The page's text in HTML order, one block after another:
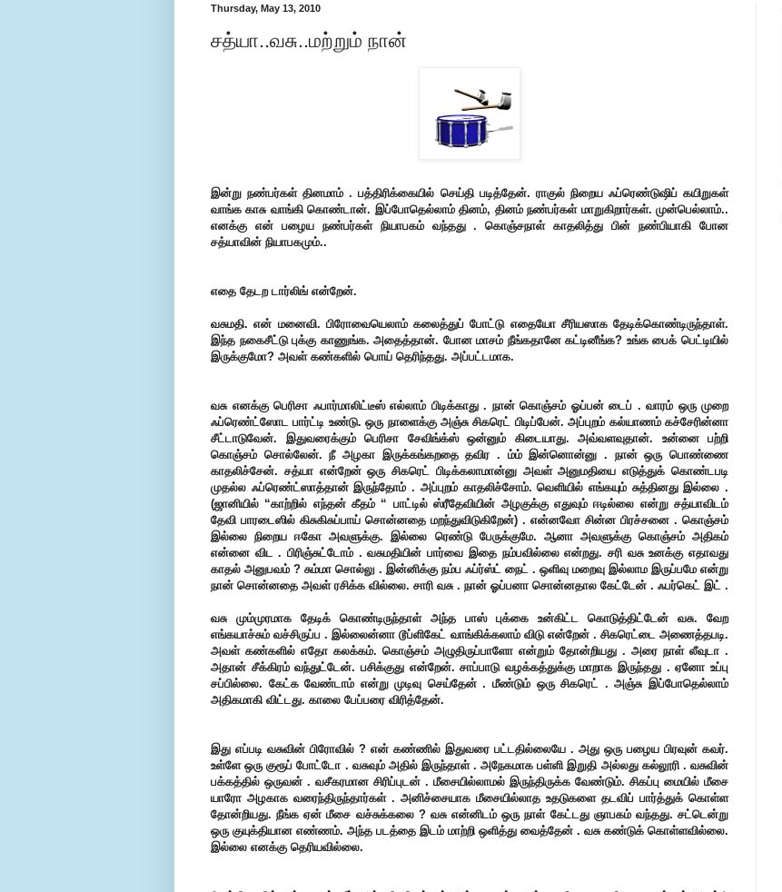
Thursday, May 13, 2010
சத்யா..வசு..மற்றும் நான்
இன்று நண்பர்கள் தினமாம் . பத்திரிக்கையில் செய்தி படித்தேன். ராகுல் நிறைய ஃப்ரெண்டுஷிப் கயிறுகள்
வாங்க காசு வாங்கி கொண்டான். இப்போதெல்லாம் தினம், தினம் நண்பர்கள் மாறுகிறார்கள். முன்பெல்லாம்..
எனக்கு என் பழைய நண்பர்கள் நியாபகம் வந்தது . கொஞ்சநாள் காதலித்து பின் நண்பியாகி போன
சத்யாவின் நியாபகமும்..
எதை தேடற டார்லிங் என்றேன்.
வசுமதி. என் மனைவி. பிரோவையெலாம் கலைத்துப் போட்டு எதையோ சீரியஸாக தேடிக்கொண்டிருந்தாள்.
இந்த நகைசீட்டு புக்கு காணுங்க. அதைத்தான். போன மாசம் நீங்கதானே கட்டினீங்க? உங்க பைக் பெட்டியில்
இருக்குமோ? அவள் கண்களில் பொய் தெரிந்தது. அப்பட்டமாக.
வசு எனக்கு பெரிசா ஃபார்மாலிட்டீஸ் எல்லாம் பிடிக்காது . நான் கொஞ்சம் ஓப்பன் டைப் . வாரம் ஒரு முறை
ஃப்ரெண்ட்ஸோட பார்ட்டி உண்டு. ஒரு நாளைக்கு அஞ்சு சிகரெட் பிடிப்பேன். அப்புறம் கல்யாணம் கச்சேரின்னா
சீட்டாடுவேன். இதுவரைக்கும் பெரிசா சேவிங்க்ஸ் ஒன்னும் கிடையாது. அவ்வளவுதான். உன்னை பற்றி
கொஞ்சம் சொல்லேன். நீ அழகா இருக்கங்கறதை தவிர . ம்ம் இன்னொன்னு . நான் ஒரு பொண்ணை
காதலிச்சேன். சத்யா என்றேன் ஒரு சிகரெட் பிடிக்கலாமான்னு அவள் அனுமதியை எடுத்துக் கொண்டபடி
முதல்ல ஃப்ரெண்ட்ஸாத்தான் இருந்தோம் . அப்புறம் காதலிச்சோம். வெளியில் எங்கயும் சுத்தினது இல்லை .
(ஜானியில் “காற்றில் எந்தன் கீதம் “ பாட்டில் ஸ்ரீதேவியின் அழகுக்கு எதுவும் ஈடில்லை என்று சத்யாவிடம்
தேவி பாரடைஸில் கிசுகிசுப்பாய் சொன்னதை மறந்துவிடுகிறேன்) . என்னவோ சின்ன பிரச்சனை . கொஞ்சம்
இல்லை நிறைய ஈகோ அவளுக்கு. இல்லை ரெண்டு பேருக்குமே. ஆனா அவளுக்கு கொஞ்சம் அதிகம்
என்னை விட . பிரிஞ்சுட்டோம் . வசுமதியின் பார்வை இதை நம்பவில்லை என்றது. சரி வசு உனக்கு எதாவது
காதல் அனுபவம் ? சும்மா சொல்லு . இன்னிக்கு நம்ப ஃப்ர்ஸ்ட் நைட் . ஒளிவு மறைவு இல்லாம இருப்பமே என்று
நான் சொன்னதை அவள் ரசிக்க வில்லை. சாரி வசு . நான் ஓப்பனா சொன்னதால கேட்டேன் . ஃபர்கெட் இட் .
வசு மும்முரமாக தேடிக் கொண்டிருந்தாள்
அந்த பாஸ் புக்கை உன்கிட்ட கொடுத்திட்டேன் வசு. வேற
எங்கயாச்சும் வச்சிருப்ப . இல்லைன்னா டூப்ளிகேட் வாங்கிக்கலாம் விடு என்றேன் . சிகரெட்டை அணைத்தபடி.
அவள் கண்களில் எதோ கலக்கம். கொஞ்சம் அழுதிருப்பாளோ என்றும் தோன்றியது . அரை நாள் லீவுடா .
அதான் சீக்கிரம் வந்துட்டேன். பசிக்குது என்றேன். சாப்பாடு வழக்கத்துக்கு மாறாக இருந்தது . ஏனோ உப்பு
சப்பில்லை. கேட்க வேண்டாம் என்று முடிவு செய்தேன் . மீண்டும் ஒரு சிகரெட் . அஞ்சு இப்போதெல்லாம்
அதிகமாகி விட்டது. காலை பேப்பரை விரித்தேன்.
இது எப்படி வசுவின் பிரோவில் ? என் கண்ணில் இதுவரை பட்டதில்லையே . அது ஒரு பழைய பிரவுன் கவர்.
உள்ளே ஒரு குரூப் போட்டோ . வசுவும் அதில் இருந்தாள் . அநேகமாக பள்ளி இறுதி அல்லது கல்லூரி . வசுவின்
பக்கத்தில் ஒருவன் . வசீகரமான சிரிப்புடன் . மீசையில்லாமல் இருந்திருக்க வேண்டும். சிகப்பு மையில் மீசை
யாரோ அழகாக வரைந்திருந்தார்கள் . அனிச்சையாக மீசையில்லாத உதடுகளை தடவிப் பார்த்துக் கொள்ள
தோன்றியது. நீங்க ஏன் மீசை வச்சுக்கலை ? வசு என்னிடம் ஒரு நாள் கேட்டது ஞாபகம் வந்தது. சட்டென்று
ஒரு குயுக்தியான எண்ணம். அந்த படத்தை இடம் மாற்றி ஒளித்து வைத்தேன் . வசு கண்டுக் கொள்ளவில்லை.
இல்லை எனக்கு தெரியவில்லை.